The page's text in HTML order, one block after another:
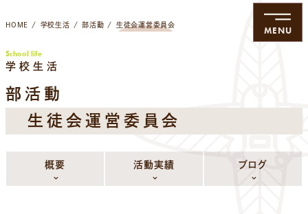
MENU
HOME 学校生活 部活動 生徒会運営委員会
School life
学校生活
部活動
生徒会運営委員会
概要 活動実績 ブログ